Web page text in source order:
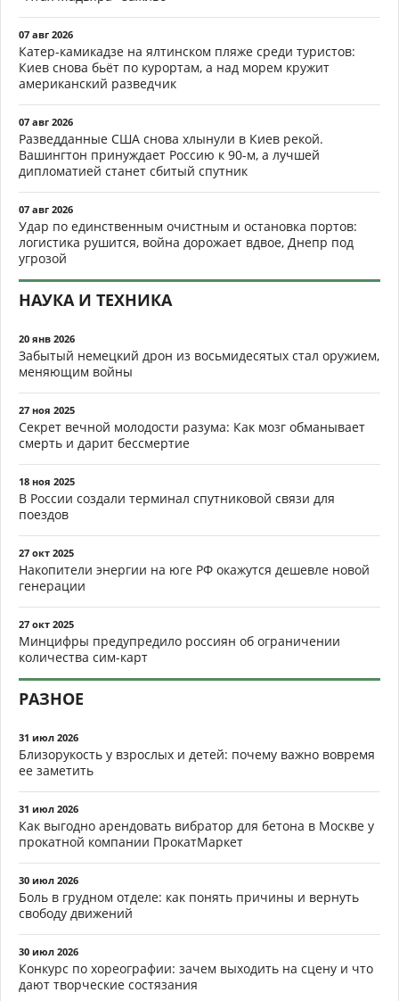
07 авг 2026
Катер-камикадзе на ялтинском пляже среди туристов:
Киев снова бьёт по курортам, а над морем кружит
американский разведчик
07 авг 2026
Разведданные США снова хлынули в Киев рекой.
Вашингтон принуждает Россию к 90-м, а лучшей
дипломатией станет сбитый спутник
07 авг 2026
Удар по единственным очистным и остановка портов:
логистика рушится, война дорожает вдвое, Днепр под
угрозой
НАУКА И ТЕХНИКА
20 янв 2026
Забытый немецкий дрон из восьмидесятых стал оружием,
меняющим войны
27 ноя 2025
Секрет вечной молодости разума: Как мозг обманывает
смерть и дарит бессмертие
18 ноя 2025
В России создали терминал спутниковой связи для
поездов
27 окт 2025
Накопители энергии на юге РФ окажутся дешевле новой
генерации
27 окт 2025
Минцифры предупредило россиян об ограничении
количества сим-карт
РАЗНОЕ
31 июл 2026
Близорукость у взрослых и детей: почему важно вовремя
ее заметить
31 июл 2026
Как выгодно арендовать вибратор для бетона в Москве у
прокатной компании ПрокатМаркет
30 июл 2026
Боль в грудном отделе: как понять причины и вернуть
свободу движений
30 июл 2026
Конкурс по хореографии: зачем выходить на сцену и что
дают творческие состязания